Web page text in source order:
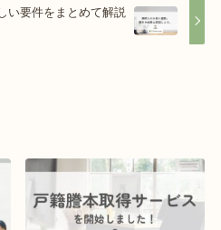
い要件をまとめて解説